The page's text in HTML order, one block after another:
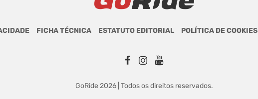
FICHA TÉCNICA ESTATUTO EDITORIAL POLÍTICA DE COOKIES
GoRide 2026 | Todos os direitos reservados.